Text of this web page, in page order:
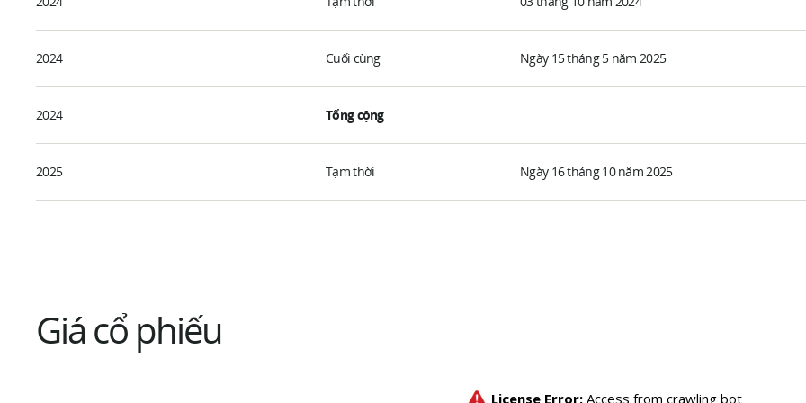
2024 Cuối cùng Ngày 15 tháng 5 năm 2025
2024 Tổng cộng
2025 Tạm thời Ngày 16 tháng 10 năm 2025
Giá cổ phiếu